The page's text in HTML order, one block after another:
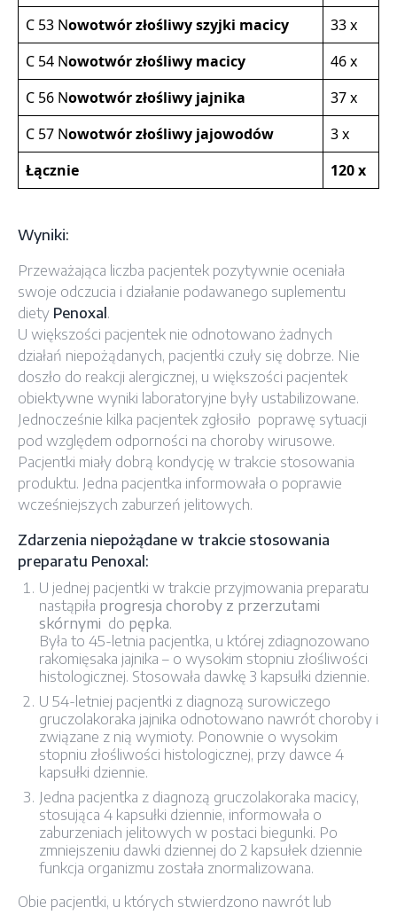
C 53 Nowotwór złośliwy szyjki macicy
33 x
C 54 Nowotwór złośliwy macicy
46 x
C 56 Nowotwór złośliwy jajnika
37 x
C 57 Nowotwór złośliwy jajowodów
3 x
Łącznie
120 x
Wyniki:
Przeważająca liczba pacjentek pozytywnie oceniała
swoje odczucia i działanie podawanego suplementu
diety Penoxal .
U większości pacjentek nie odnotowano żadnych
działań niepożądanych, pacjentki czuły się dobrze. Nie
doszło do reakcji alergicznej, u większości pacjentek
obiektywne wyniki laboratoryjne były ustabilizowane.
Jednocześnie kilka pacjentek zgłosiło poprawę sytuacji
pod względem odporności na choroby wirusowe.
Pacjentki miały dobrą kondycję w trakcie stosowania
produktu. Jedna pacjentka informowała o poprawie
wcześniejszych zaburzeń jelitowych.
Zdarzenia niepożądane w trakcie stosowania
preparatu Penoxal:
U jednej pacjentki w trakcie przyjmowania preparatu
nastąpiła progresja choroby z przerzutami
skórnymi do pępka.
Była to 45-letnia pacjentka, u której zdiagnozowano
rakomięsaka jajnika – o wysokim stopniu złośliwości
histologicznej. Stosowała dawkę 3 kapsułki dziennie.
U 54-letniej pacjentki z diagnozą surowiczego
gruczolakoraka jajnika odnotowano nawrót choroby i
związane z nią wymioty. Ponownie o wysokim
stopniu złośliwości histologicznej, przy dawce 4
kapsułki dziennie.
Jedna pacjentka z diagnozą gruczolakoraka macicy,
stosująca 4 kapsułki dziennie, informowała o
zaburzeniach jelitowych w postaci biegunki. Po
zmniejszeniu dawki dziennej do 2 kapsułek dziennie
funkcja organizmu została znormalizowana.
Obie pacjentki, u których stwierdzono nawrót lub